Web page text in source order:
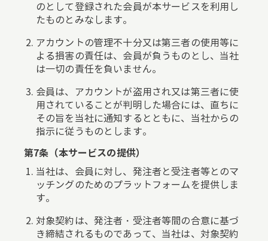
のとして登録された会員が本サービスを利用し
たものとみなします。
アカウントの管理不十分又は第三者の使用等に
よる損害の責任は、会員が負うものとし、当社
は一切の責任を負いません。
会員は、アカウントが盗用され又は第三者に使
用されていることが判明した場合には、直ちに
その旨を当社に通知するとともに、当社からの
指示に従うものとします。
第7条（本サービスの提供）
当社は、会員に対し、発注者と受注者等とのマ
ッチングのためのプラットフォームを提供しま
す。
対象契約は、発注者・受注者等間の合意に基づ
き締結されるものであって、当社は、対象契約